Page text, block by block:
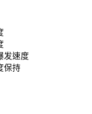
发速度
保持